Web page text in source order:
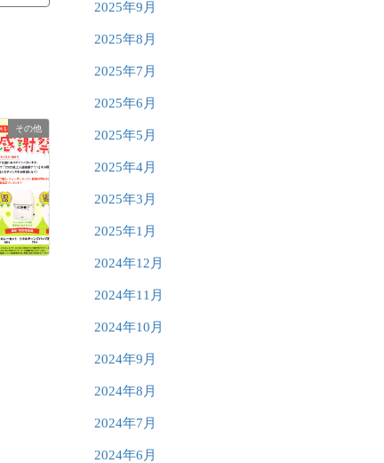
その他
2025年9月
2025年8月
2025年7月
2025年6月
2025年5月
2025年4月
2025年3月
2025年1月
2024年12月
2024年11月
2024年10月
2024年9月
2024年8月
2024年7月
2024年6月